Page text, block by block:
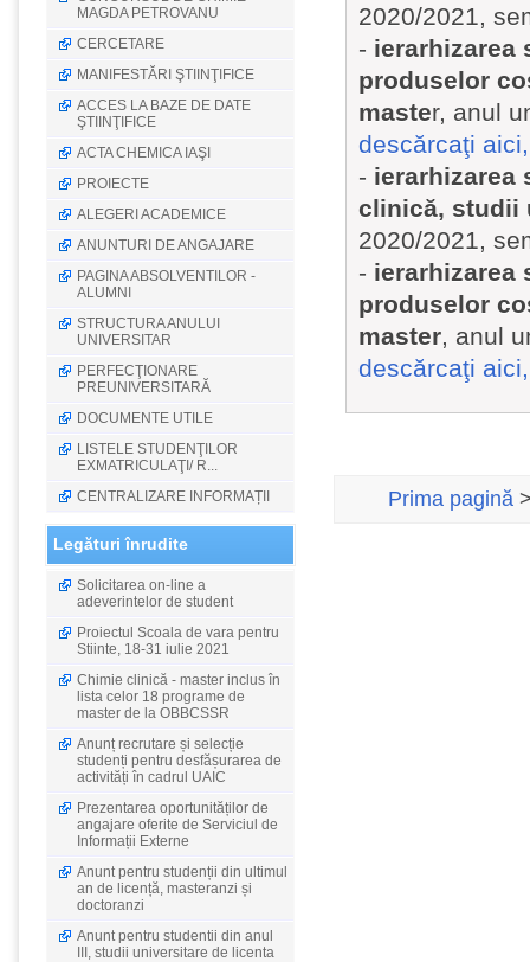
MAGDA PETROVANU
CERCETARE
MANIFESTĂRI ŞTIINŢIFICE
ACCES LA BAZE DE DATE
ŞTIINŢIFICE
ACTA CHEMICA IAŞI
PROIECTE
ALEGERI ACADEMICE
ANUNTURI DE ANGAJARE
PAGINA ABSOLVENTILOR -
ALUMNI
STRUCTURA ANULUI
UNIVERSITAR
PERFECŢIONARE
PREUNIVERSITARĂ
DOCUMENTE UTILE
LISTELE STUDENŢILOR
EXMATRICULAŢI/ R...
CENTRALIZARE INFORMAȚII
Legături înrudite
Solicitarea on-line a
adeverintelor de student
Proiectul Scoala de vara pentru
Stiinte, 18-31 iulie 2021
Chimie clinică - master inclus în
lista celor 18 programe de
master de la OBBCSSR
Anunț recrutare și selecție
studenți pentru desfășurarea de
activități în cadrul UAIC
Prezentarea oportunităților de
angajare oferite de Serviciul de
Informații Externe
Anunt pentru studenții din ultimul
an de licență, masteranzi și
doctoranzi
Anunt pentru studentii din anul
III, studii universitare de licenta
2020/2021,
- ierarhizarea
produselor
master, anul
descărcaţi
- ierarhizarea
clinică, studii
2020/2021,
- ierarhizarea
produselor
master, anul
descărcaţi
Prima pagină